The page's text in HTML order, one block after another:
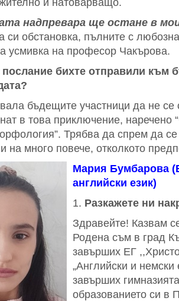
и натоварващо.
надпревара ще остане в
си обстановка, пълните с
усмивка на професор Чакърова.
послание бихте отправили към
бъдещите участници да не се
в това приключение, наречено
Трябва да спрем да
на много повече, отколкото
Мария Бумбарова
английски език)
Разкажете ни
Здравейте! Казвам
Родена съм в град
завърших ЕГ
„Английски и немски
завърших
образованието си в